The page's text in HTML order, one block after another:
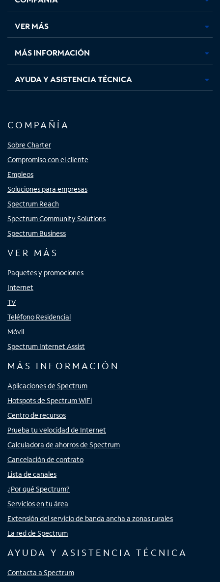
en
pestaña
nueva
en
pestaña
nueva
en
pestaña
nueva
en
nueva
VER MÁS
MÁS INFORMACIÓN
AYUDA Y ASISTENCIA TÉCNICA
COMPAÑÍA
Sobre Charter
Compromiso con el cliente
Empleos
Soluciones para empresas
Spectrum Reach
Spectrum Community Solutions
Spectrum Business
VER MÁS
Paquetes y promociones
Internet
TV
Teléfono Residencial
Móvil
Spectrum Internet Assist
MÁS INFORMACIÓN
Aplicaciones de Spectrum
Hotspots de Spectrum WiFi
Centro de recursos
Prueba tu velocidad de Internet
Calculadora de ahorros de Spectrum
Cancelación de contrato
Lista de canales
¿Por qué Spectrum?
Servicios en tu área
Extensión del servicio de banda ancha a zonas rurales
La red de Spectrum
AYUDA Y ASISTENCIA TÉCNICA
Contacta a Spectrum